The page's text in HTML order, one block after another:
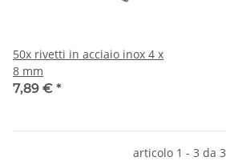
50x rivetti in acciaio inox 4 x
8 mm
7,89 € *
articolo 1 - 3 da 3